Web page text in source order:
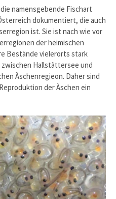
namensgebende Fischart
dokumentiert, die auch
ist. Sie ist nach wie vor
der heimischen
Bestände vielerorts stark
Hallstättersee und
Äschenregieon. Daher sind
der Äschen ein